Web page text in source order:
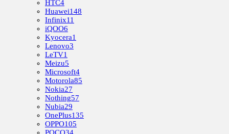
HTC4
Huawei148
Infinix11
iQOO6
Kyocera1
Lenovo3
LeTV1
Meizu5
Microsoft4
Motorola85
Nokia27
Nothing57
Nubia29
OnePlus135
OPPO105